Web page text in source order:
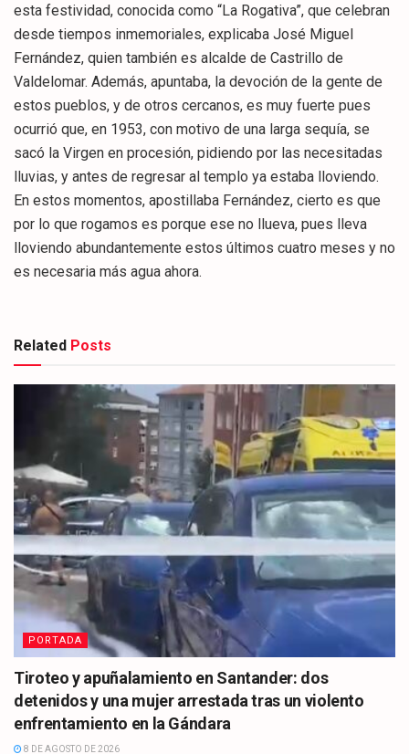
esta festividad, conocida como “La Rogativa”, que celebran
desde tiempos inmemoriales, explicaba José Miguel
Fernández, quien también es alcalde de Castrillo de
Valdelomar. Además, apuntaba, la devoción de la gente de
estos pueblos, y de otros cercanos, es muy fuerte pues
ocurrió que, en 1953, con motivo de una larga sequía, se
sacó la Virgen en procesión, pidiendo por las necesitadas
lluvias, y antes de regresar al templo ya estaba lloviendo.
En estos momentos, apostillaba Fernández, cierto es que
por lo que rogamos es porque ese no llueva, pues lleva
lloviendo abundantemente estos últimos cuatro meses y no
es necesaria más agua ahora.
Related Posts
PORTADA
Tiroteo y apuñalamiento en Santander: dos
detenidos y una mujer arrestada tras un violento
enfrentamiento en la Gándara
8 DE AGOSTO DE 2026